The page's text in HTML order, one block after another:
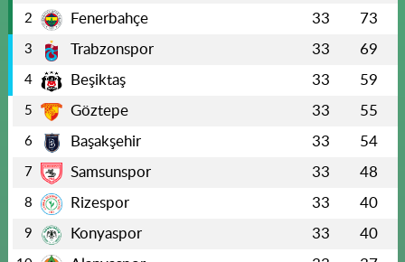
2 Fenerbahçe 33 73
3 Trabzonspor 33 69
4 Beşiktaş 33 59
5 Göztepe 33 55
6 Başakşehir 33 54
7 Samsunspor 33 48
8 Rizespor 33 40
9 Konyaspor 33 40